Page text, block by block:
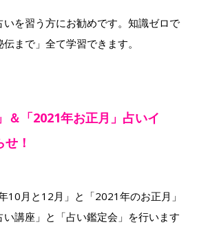
を習う方にお勧めです。知識ゼロで
まで」全て学習できます。
＆「2021年お正月」占いイ
！
10月と12月」と「2021年のお正月」
講座」と「占い鑑定会」を行います